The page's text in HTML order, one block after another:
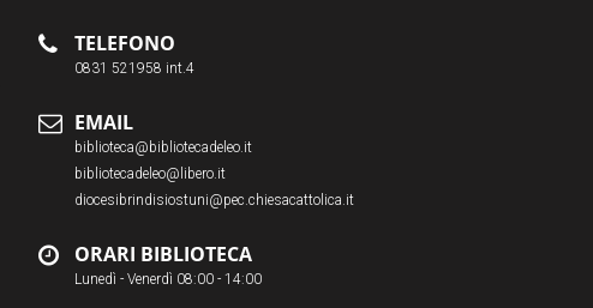
TELEFONO
0831 521958 int.4
EMAIL
biblioteca@bibliotecadeleo.it
bibliotecadeleo@libero.it
diocesibrindisiostuni@pec.chiesacattolica.it
ORARI BIBLIOTECA
Lunedì - Venerdì 08:00 - 14:00